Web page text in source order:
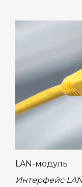
LAN-модуль
Интерфейс